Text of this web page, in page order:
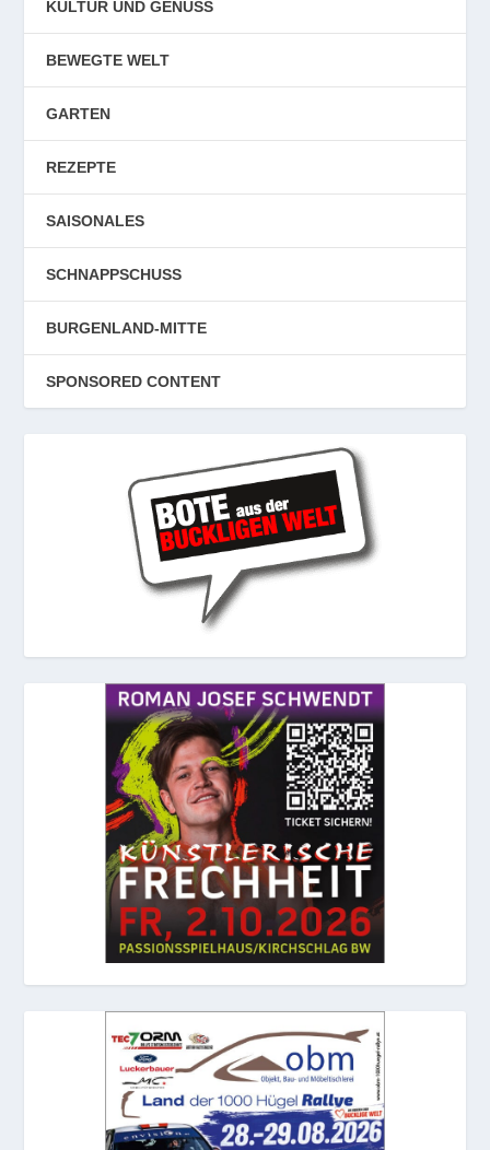
KULTUR UND GENUSS
BEWEGTE WELT
GARTEN
REZEPTE
SAISONALES
SCHNAPPSCHUSS
BURGENLAND-MITTE
SPONSORED CONTENT